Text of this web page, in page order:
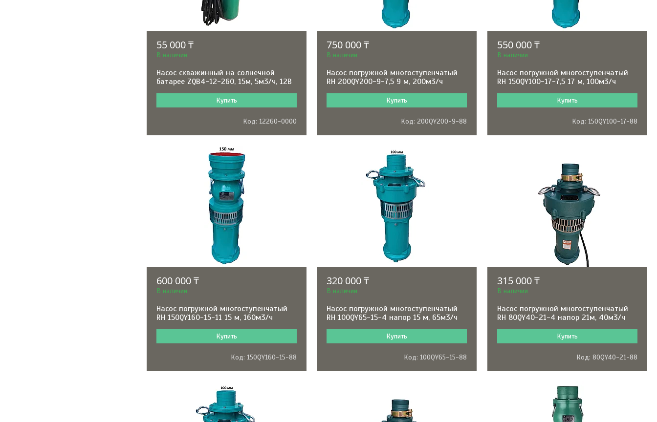
55 000 ₸
В наличии
Насос скважинный на солнечной
батарее ZQB4-12-260, 15м, 5м3/ч, 12В
Купить
12260-0000
750 000 ₸
В наличии
Насос погружной многоступенчатый
RH 200QY200-9-7,5 9 м, 200м3/ч
Купить
200QY200-9-88
550 000 ₸
В наличии
Насос погружной многоступенчатый
RH 150QY100-17-7,5 17 м, 100м3/ч
Купить
150QY100-17-88
600 000 ₸
В наличии
Насос погружной многоступенчатый
RH 150QY160-15-11 15 м, 160м3/ч
Купить
150QY160-15-88
320 000 ₸
В наличии
Насос погружной многоступенчатый
RH 100QY65-15-4 напор 15 м, 65м3/ч
Купить
100QY65-15-88
315 000 ₸
В наличии
Насос погружной многоступенчатый
RH 80QY40-21-4 напор 21м, 40м3/ч
Купить
80QY40-21-88